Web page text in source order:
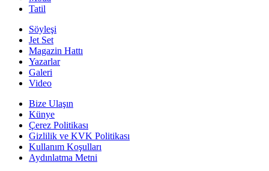
Tatil
Söyleşi
Jet Set
Magazin Hattı
Yazarlar
Galeri
Video
Bize Ulaşın
Künye
Çerez Politikası
Gizlilik ve KVK Politikası
Kullanım Koşulları
Aydınlatma Metni